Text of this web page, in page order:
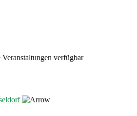
verfügbar